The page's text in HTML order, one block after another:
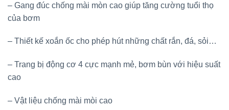
– Gang đúc chống mài mòn cao giúp tăng cường tuổi thọ
của bơm
– Thiết kế xoắn ốc cho phép hút những chất rắn, đá, sỏi…
– Trang bị động cơ 4 cực mạnh mẻ, bơm bùn với hiệu suất
cao
– Vật liệu chống mài mòi cao